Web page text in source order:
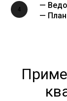
4
—
—